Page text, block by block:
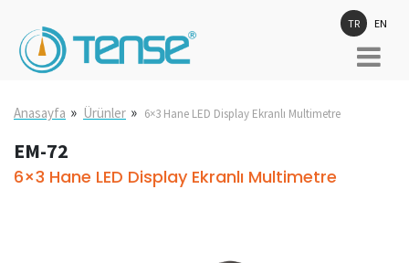
TR EN
Anasayfa » Ürünler » 6×3 Hane LED Display Ekranlı Multimetre
EM-72
6×3 Hane LED Display Ekranlı Multimetre